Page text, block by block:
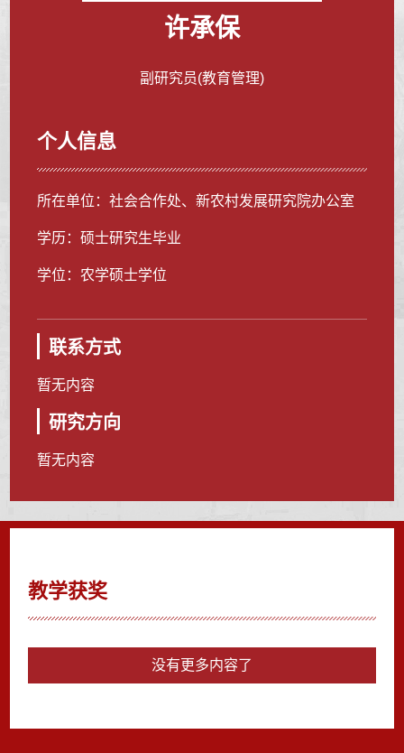
许承保
副研究员(教育管理)
个人信息
所在单位：社会合作处、新农村发展研究院办公室
学历：硕士研究生毕业
学位：农学硕士学位
联系方式
暂无内容
研究方向
暂无内容
教学获奖
没有更多内容了